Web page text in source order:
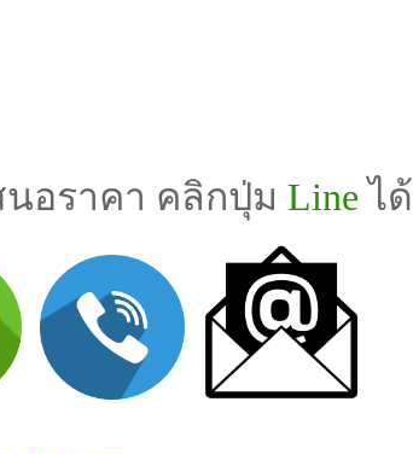
นอราคา คลิกปุ่ม Line ไ